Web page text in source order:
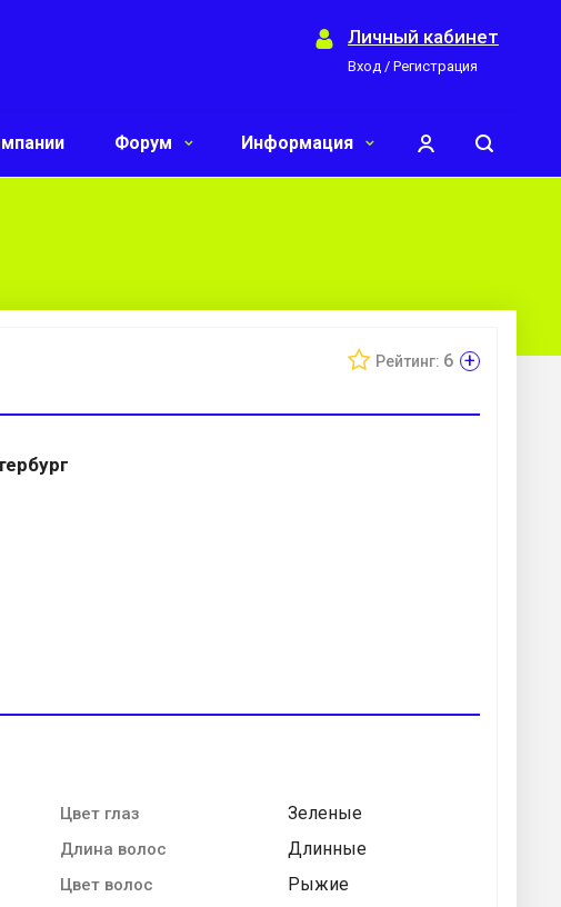
Личный кабинет
Вход / Регистрация
Форум Информация
Рейтинг: 6 +
Цвет глаз Зеленые
Длина волос Длинные
Цвет волос Рыжие